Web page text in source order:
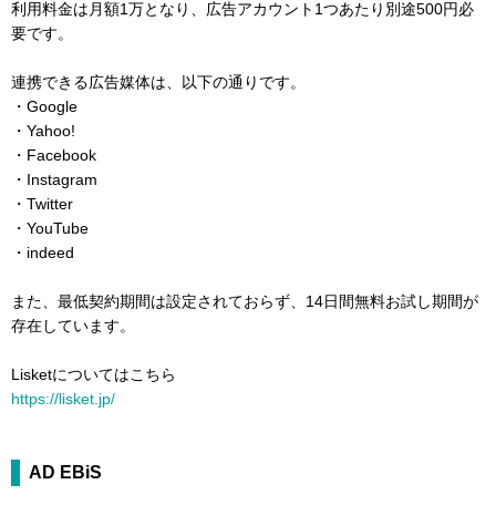
利用料金は月額1万となり、広告アカウント1つあたり別途500円必
要です。
連携できる広告媒体は、以下の通りです。
・Google
・Yahoo!
・Facebook
・Instagram
・Twitter
・YouTube
・indeed
また、最低契約期間は設定されておらず、14日間無料お試し期間が
存在しています。
Lisketについてはこちら
https://lisket.jp/
AD EBiS